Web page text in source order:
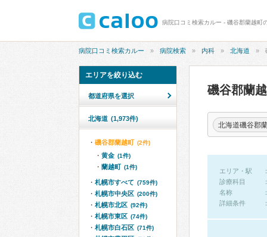
病院口コミ検索カルー - 磯谷郡蘭越町
病院口コミ検索カルー 病院検索 内科 北海道
磯谷郡蘭
北海道磯谷郡
エリア・駅
診療科目
名称
詳細条件
エリアを絞り込む
都道府県を選択
北海道 (1,973件)
磯谷郡蘭越町 (2件)
黄金 (1件)
蘭越町 (1件)
札幌市すべて (759件)
札幌市中央区 (200件)
札幌市北区 (92件)
札幌市東区 (74件)
札幌市白石区 (71件)